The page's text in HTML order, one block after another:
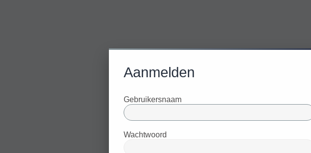
Aanmelden
Gebruikersnaam
Wachtwoord